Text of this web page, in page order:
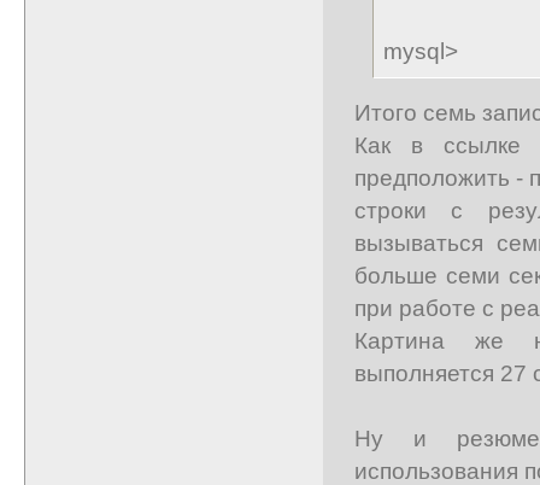
mysql>
Итого семь
Как в ссылке
предположить -
строки с
вызываться
больше семи
при работе с
Картина же
выполняется 27
Ну и
использования